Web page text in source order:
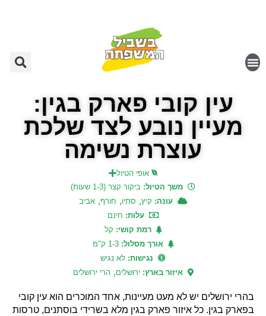
עין קובי פארק בגין:
מעיין נובע לצד שלכת
עוצרת נשימה
אופי הטיול
משך הטיול: ביקור קצר (1-3 שעות)
עונה: קיץ, סתיו, חורף, אביב
עלות: חינם
רמת קושי: קל
אורך מסלול:1-3 ק"מ
נגישות: לא נגיש
איזור בארץ:ירושלים, הרי ירושלים
בהרי ירושלים יש לא מעט מעיינות, אחד המוכרים הוא עין קובי
בפארק בגין. כל איזור פארק בגין מלא בשרידי בוסתנים, טרסות